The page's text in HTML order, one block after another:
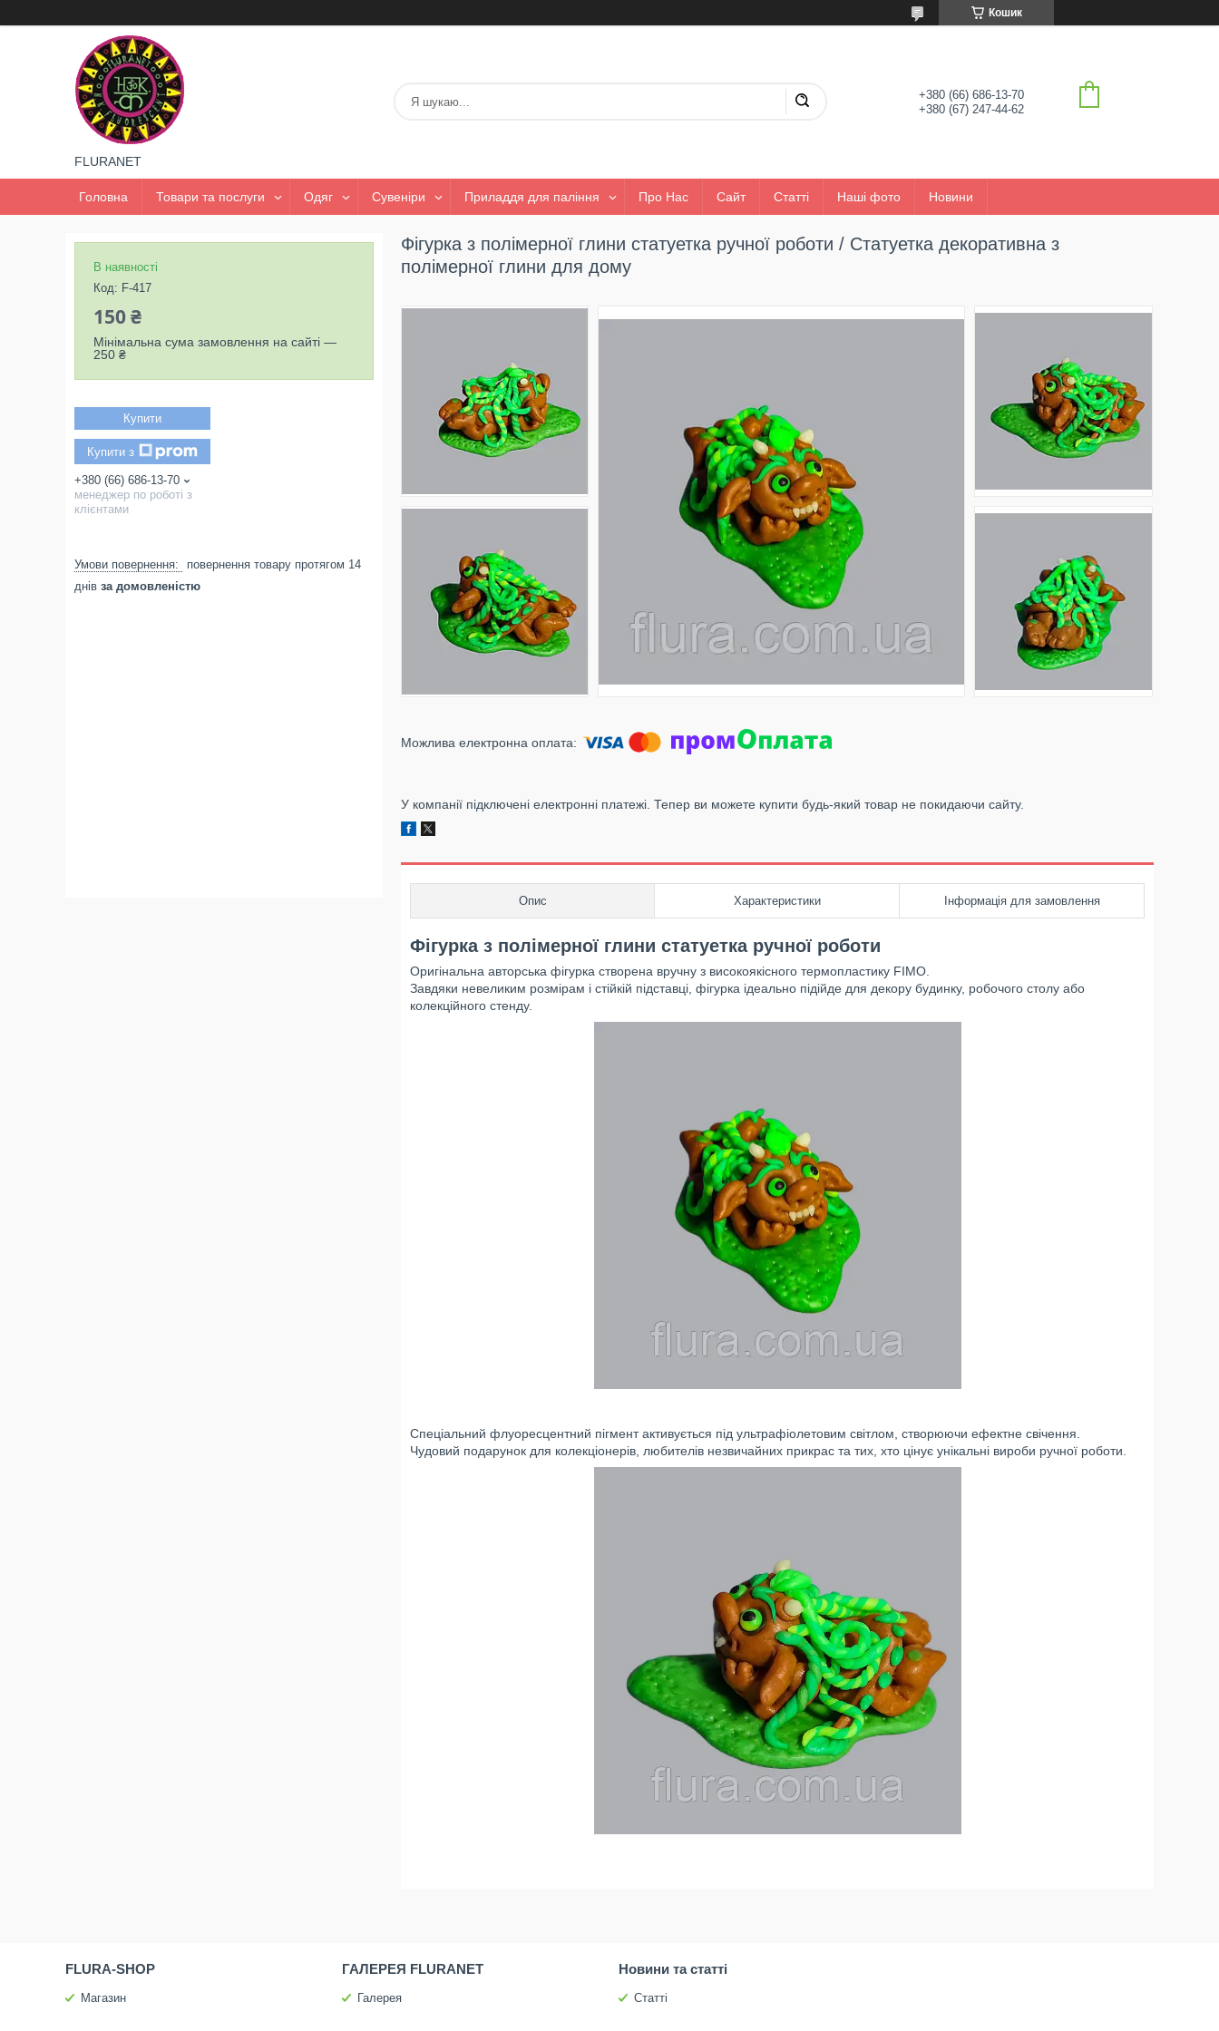
Кошик
FLURANET
+380 (66) 686-13-70
+380 (67) 247-44-62
Головна Товари та послуги Одяг Сувеніри Приладдя для паління Про Нас Сайт Статті Наші фото Новини
Фігурка з полімерної глини статуетка ручної роботи / Статуетка декоративна з
полімерної глини для дому
У компанії підключені електронні платежі. Тепер ви можете купити будь-який товар не покидаючи сайту.
Опис Характеристики Інформація для замовлення
Фігурка з полімерної глини статуетка ручної роботи
Оригінальна авторська фігурка створена вручну з високоякісного термопластику FIMO.
Завдяки невеликим розмірам і стійкій підставці, фігурка ідеально підійде для декору будинку, робочого столу або
колекційного стенду.
Спеціальний флуоресцентний пігмент активується під ультрафіолетовим світлом, створюючи ефектне свічення.
Чудовий подарунок для колекціонерів, любителів незвичайних прикрас та тих, хто цінує унікальні вироби ручної роботи.
В наявності
Код: F-417
150 ₴
Мінімальна сума замовлення на сайті —
250 ₴
Купити
Купити з
+380 (66) 686-13-70
менеджер по роботі з
клієнтами
повернення товару протягом 14
днів за домовленістю
FLURA-SHOP
Магазин
ГАЛЕРЕЯ FLURANET
Галерея
Новини та статті
Статті